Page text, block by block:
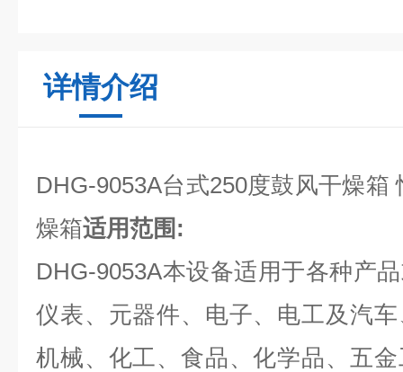
详情介绍
DHG-9053A台式250度鼓风干燥箱
燥箱适用范围:
DHG-9053A本设备适用于各种产
仪表、元器件、电子、电工及汽
机械、化工、食品、化学品、五